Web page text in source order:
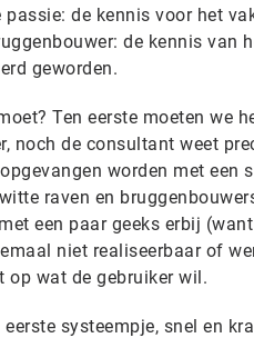
passie: de kennis voor het
de kennis
geworden.
Ten eerste moeten we
noch de consultant weet
worden met
raven en
een paar geeks erbij
niet realiseerbaar of
op wat de gebruiker wil.
eerste systeempje, snel en